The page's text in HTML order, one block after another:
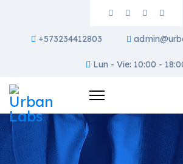
+573234412803
Lun - Vie: 10:00 -